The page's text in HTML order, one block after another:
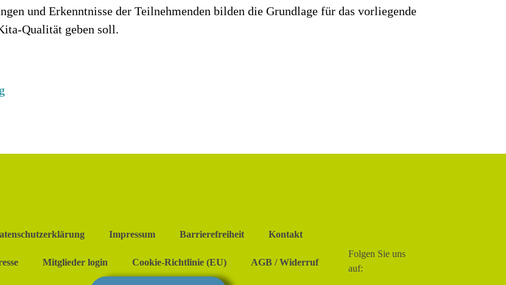
und Erkenntnisse der Teilnehmenden bilden die Grundlage für das vorliegende
Qualität geben soll.
Impressum Barrierefreiheit Kontakt
Mitglieder login Cookie-Richtlinie (EU) AGB / Widerruf
Folgen Sie uns
auf: